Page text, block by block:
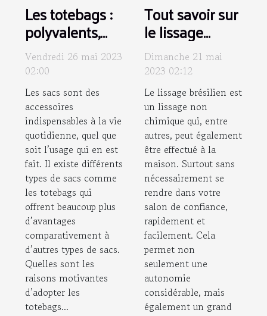
Les totebags :
polyvalents,
écologiques,
personnalisés
et tendances
Vendredi 26 mai 2023
02:00
Les sacs sont des
accessoires
indispensables à la vie
quotidienne, quel que
soit l’usage qui en est
fait. Il existe différents
types de sacs comme
les totebags qui
offrent beaucoup plus
d’avantages
comparativement à
d’autres types de sacs.
Quelles sont les
raisons motivantes
d’adopter les
totebags...
Tout savoir sur
le lissage
brésilien
Dimanche 21 mai
2023 02:12
Le lissage brésilien est
un lissage non
chimique qui, entre
autres, peut également
être effectué à la
maison. Surtout sans
nécessairement se
rendre dans votre
salon de confiance,
rapidement et
facilement. Cela
permet non
seulement une
autonomie
considérable, mais
également un grand